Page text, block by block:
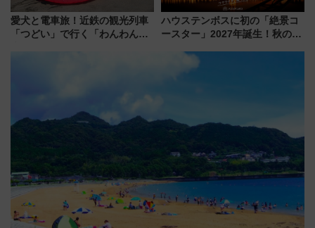
愛犬と電車旅！近鉄の観光列車
「つどい」で行く「わんわん列
ハウステンボスに初の「絶景コ
ースター」2027年誕生！秋の
ろも一挙紹介